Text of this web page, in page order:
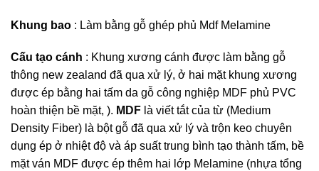
Khung bao : Làm bằng gỗ ghép phủ Mdf Melamine
Cấu tạo cánh : Khung xương cánh được làm bằng gỗ
thông new zealand đã qua xử lý, ở hai mặt khung xương
được ép bằng hai tấm da gỗ công nghiệp MDF phủ PVC
hoàn thiện bề mặt, ). MDF là viết tắt của từ (Medium
Density Fiber) là bột gỗ đã qua xử lý và trộn keo chuyên
dụng ép ở nhiệt độ và áp suất trung bình tạo thành tấm, bề
mặt ván MDF được ép thêm hai lớp Melamine (nhựa tổng